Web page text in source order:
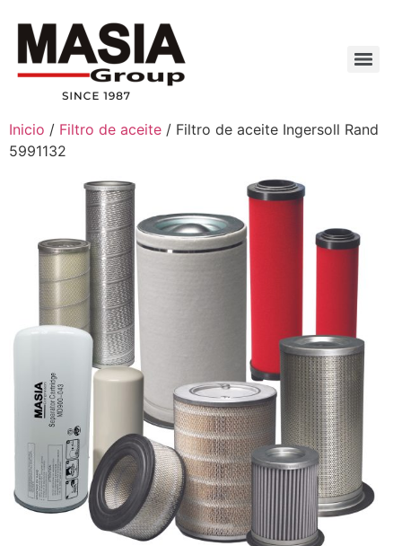
Inicio / Filtro de aceite / Filtro de aceite Ingersoll Rand
5991132